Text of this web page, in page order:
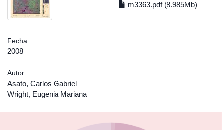
m3363.pdf (8.985Mb)
Fecha
2008
Autor
Asato, Carlos Gabriel
Wright, Eugenia Mariana